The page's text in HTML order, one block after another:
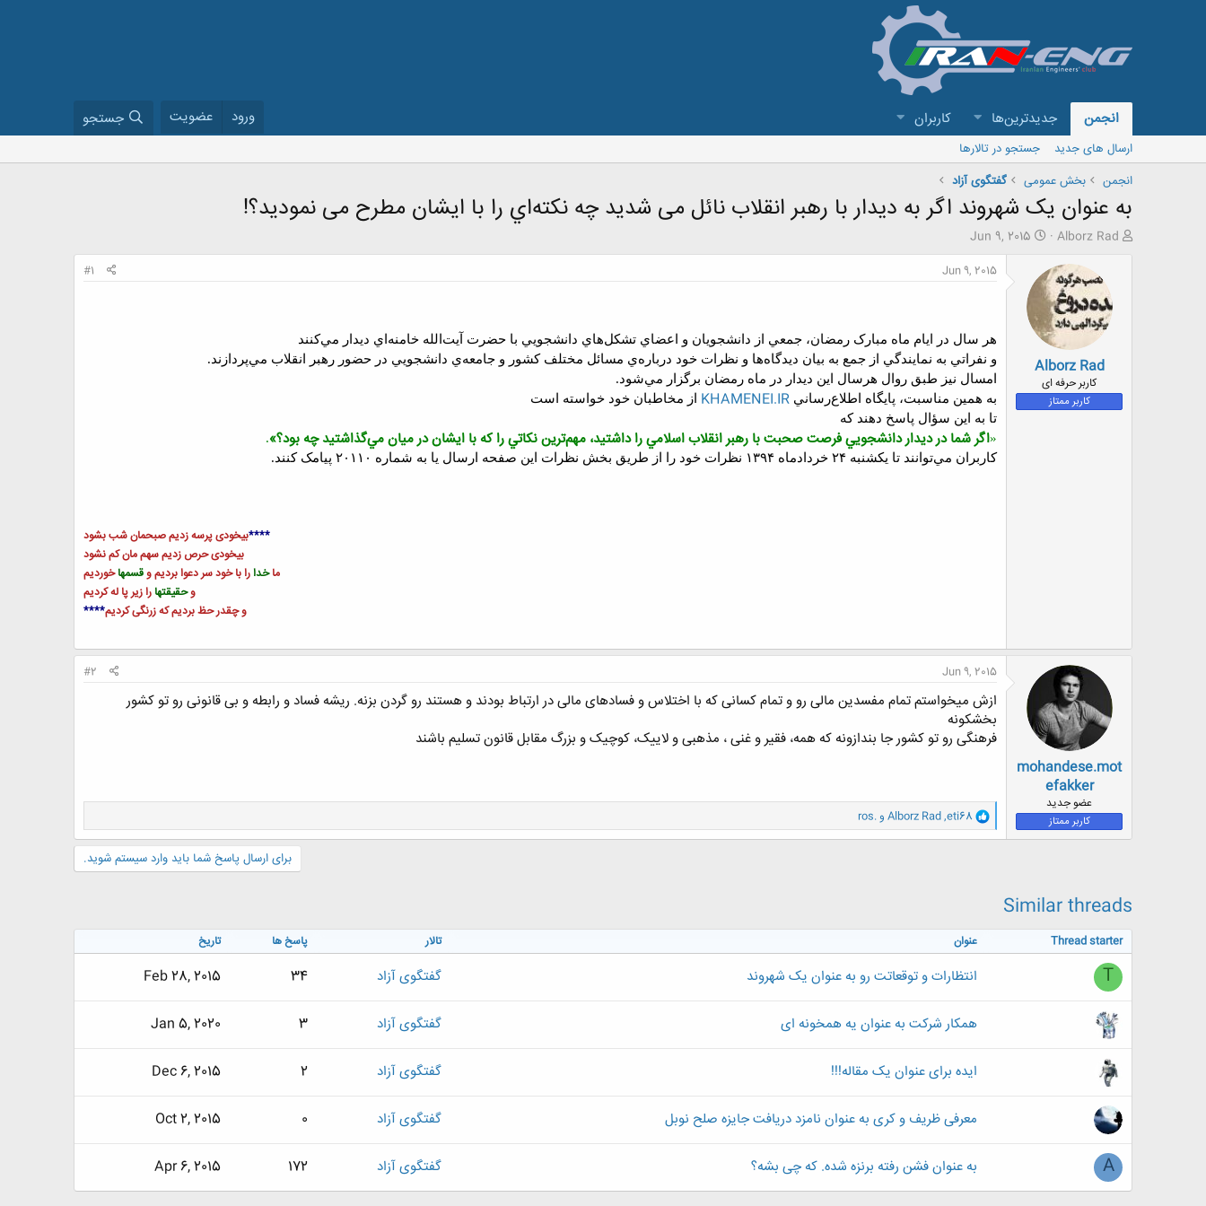
انجمن جدیدترین‌ها کاربران ورود عضویت جستجو
ارسال های جدید
جستجو در تالارها
انجمن
بخش عمومی گفتگوی آزاد
به عنوان یک شهروند اگر به ديدار با رهبر انقلاب نائل می شدید چه نکته‌اي را با ایشان مطرح می نمودید؟!
ش
و
ض
Alborz Rad
ت
ی
خ
ش
ر
Jun 9, 2015
Alborz Rad
کاربر حرفه ای
کاربر ممتاز
Jun 9, 2015
#1
هر سال در ايام ماه مبارک رمضان، جمعي از دانشجويان و اعضاي تشکل‌هاي دانشجويي با حضرت آيت‌الله خامنه‌اي ديدار مي‌کنند
و نفراتي به نمايندگي از جمع به بيان ديدگاه‌ها و نظرات خود درباره‌ي مسائل مختلف کشور و جامعه‌ي دانشجويي در حضور رهبر انقلاب مي‌پردازند.
امسال نيز طبق روال هرسال اين ديدار در ماه رمضان برگزار مي‌شود.
به همين مناسبت، پايگاه اطلاع‌رساني KHAMENEI.IR از مخاطبان خود خواسته است
تا به اين سؤال پاسخ دهند که
«اگر شما در ديدار دانشجويي فرصت صحبت با رهبر انقلاب اسلامي را داشتيد، مهم‌ترين نکاتي را که با ايشان در ميان مي‌گذاشتيد چه بود؟».
کاربران مي‌توانند تا يکشنبه ۲۴ خردادماه ۱۳۹۴ نظرات خود را از طريق بخش نظرات اين صفحه ارسال يا به شماره ۲۰۱۱۰ پيامک کنند.
****بیخودی پرسه زدیم صبحمان شب بشود
بیخودی حرص زدیم سهم مان کم نشود
ماخدا را با خود سر دعوا بردیم وقسمهاخوردیم
وحقیقتها را زیر پا له کردیم
و چقدر حظ بردیم که زرنگی کردیم****
mohandese.mot
efakker
عضو جدید
کاربر ممتاز
Jun 9, 2015
#2
ازش میخواستم تمام مفسدین مالی رو و تمام کسانی که با اختلاس و فسادهای مالی در ارتباط بودند و هستند رو گردن بزنه. ریشه فساد و رابطه و بی قانونی رو تو کشور
بخشکونه
فرهنگی رو تو کشور جا بندازونه که همه، فقیر و غنی ، مذهبی و لاییک، کوچیک و بزرگ مقابل قانون تسلیم باشند
و
ا
ک
eti68
,
Alborz Rad و ros.
برای ارسال پاسخ شما باید وارد سیستم شوید.
Similar threads
Thread starter عنوان تالار پاسخ ها تاریخ
T انتظارات و توقعاتت رو به عنوان یک شهروند گفتگوی آزاد 34
Feb 28, 2015
همکار شرکت به عنوان یه همخونه ای گفتگوی آزاد 3
Jan 5, 2020
ایده برای عنوان یک مقاله!!! گفتگوی آزاد 2
Dec 6, 2015
معرفی ظریف و کری به عنوان نامزد دریافت جایزه صلح نوبل گفتگوی آزاد 0
Oct 2, 2015
A به عنوان فشن رفته برنزه شده. که چی بشه؟ گفتگوی آزاد 172
Apr 6, 2015